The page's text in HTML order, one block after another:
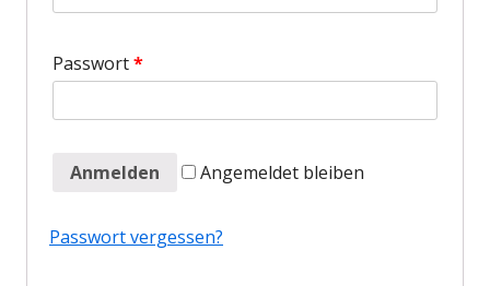
Passwort*
Anmelden Angemeldet bleiben
Passwort vergessen?